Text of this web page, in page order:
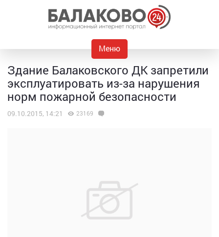
Меню
Здание Балаковского ДК запретили
эксплуатировать из-за нарушения
норм пожарной безопасности
09.10.2015, 14:21 23169